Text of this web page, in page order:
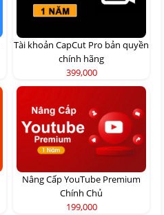
Tài khoản CapCut Pro bản quyền
chính hãng
399,000
Nâng Cấp YouTube Premium
Chính Chủ
199,000